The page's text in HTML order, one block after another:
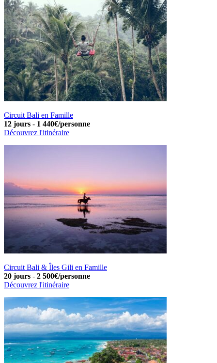
Circuit Bali en Famille
12 jours - 1 440€/personne
Découvrez l'itinéraire
Circuit Bali & Îles Gili en Famille
20 jours - 2 500€/personne
Découvrez l'itinéraire